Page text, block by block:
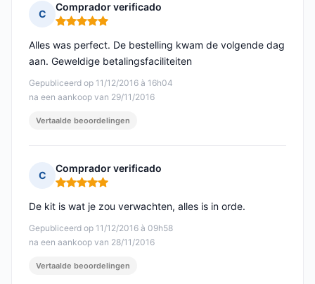
C
Comprador verificado
Opmerking: 5 van 5
Gepubliceerd op 11/12/2016 à 16h04
na een aankoop van 29/11/2016
Alles was perfect. De bestelling kwam de volgende dag
aan. Geweldige betalingsfaciliteiten
Vertaalde beoordelingen
C
Comprador verificado
Opmerking: 5 van 5
Gepubliceerd op 11/12/2016 à 09h58
na een aankoop van 28/11/2016
De kit is wat je zou verwachten, alles is in orde.
Vertaalde beoordelingen